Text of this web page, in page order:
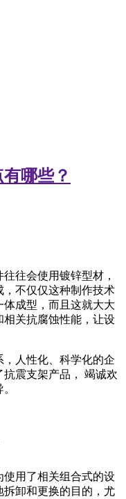
哪些？
往会使用镀锌型材，
不仅仅这种制作技术
成型，而且这就大大
关抗腐蚀性能，让设
人性化、科学化的企
震支架产品， 竭诚欢
用了相关组合式的设
卸和更换的目的，尤